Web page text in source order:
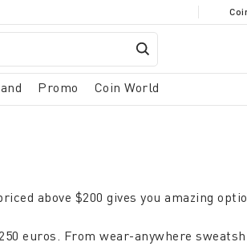
Promo Coin World
above $200 gives you amazing
euros. From wear-anywhere